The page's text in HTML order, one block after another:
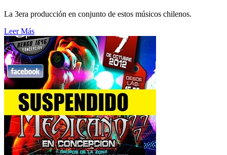
La 3era producción en conjunto de estos músicos chilenos.
Leer Más